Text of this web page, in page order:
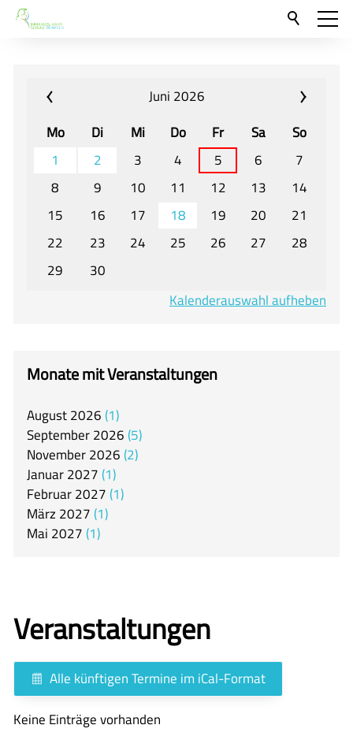
Neu hier?
Für Eltern und Schüler
Willkommen
Veranstaltungen und Termine
Unser Unterricht - Fachcurricula
Unsere Konzepte
Downloads
Unter-, Mittel und Oberstufe
itslearning
Arbeitsgemeinschaften
Mensa
Unsere Schulgemeinschaft
Kontakt
Juni 2026
Mo
Di Mi Do Fr Sa
So
1
2 3 4 5 6
7
8
9 10 11 12 13
14
15
16 17 18 19 20
21
22
23 24 25 26 27
28
29
30
Kalenderauswahl aufheben
Monate mit Veranstaltungen
August2026 1
September2026 5
November2026 2
Januar2027 1
Februar2027 1
März 2027 1
Mai 2027 1
Veranstaltungen
Alle künftigen Termine im iCal-Format
Keine Einträge vorhanden